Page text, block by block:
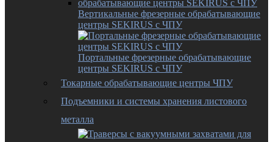
Вертикальные фрезерные обрабатывающие
центры SEKIRUS с ЧПУ
Портальные фрезерные обрабатывающие
центры SEKIRUS с ЧПУ
Токарные обрабатывающие центры ЧПУ
Подъемники и системы хранения листового
металла